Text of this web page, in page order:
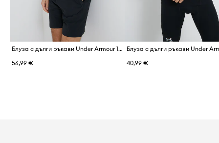
Блуза с дълги ръкави Under Armour 1366068
56,99 €
40,99 €